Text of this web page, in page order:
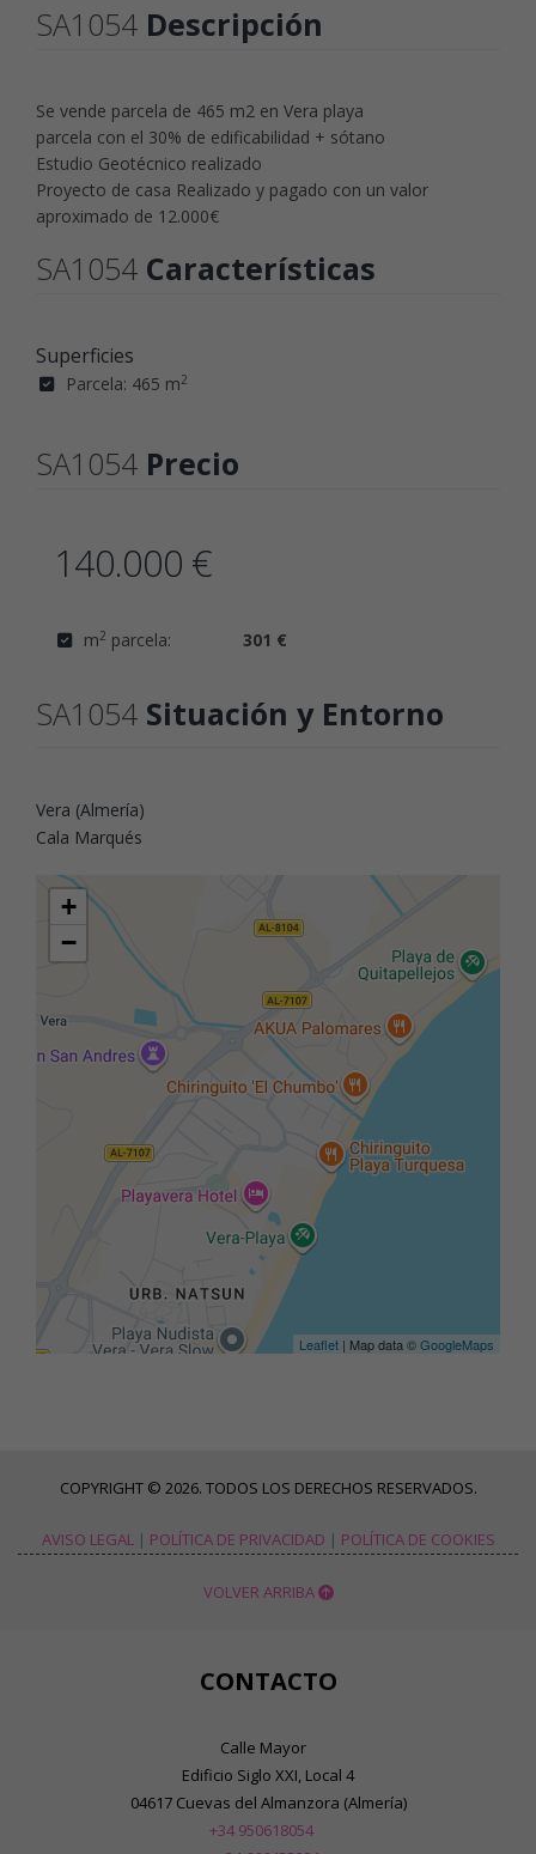
SA1054 Descripción
Se vende parcela de 465 m2 en Vera playa
parcela con el 30% de edificabilidad + sótano
Estudio Geotécnico realizado
Proyecto de casa Realizado y pagado con un valor
aproximado de 12.000€
SA1054 Características
Superficies
Parcela: 465 m2
SA1054 Precio
140.000 €
m2 parcela: 301 €
SA1054 Situación y Entorno
Vera (Almería)
Cala Marqués
+
−
Leaflet | Map data ©GoogleMaps
COPYRIGHT © 2026. TODOS LOS DERECHOS RESERVADOS.
AVISO LEGAL| POLÍTICA DE PRIVACIDAD | POLÍTICA DE COOKIES
VOLVER ARRIBA
CONTACTO
Calle Mayor
Edificio Siglo XXI, Local 4
04617 Cuevas del Almanzora (Almería)
+34 950618054